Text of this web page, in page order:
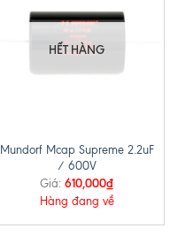
HẾT HÀNG
Mundorf Mcap Supreme 2.2uF
/ 600V
Giá: 610,000₫
Hàng đang về